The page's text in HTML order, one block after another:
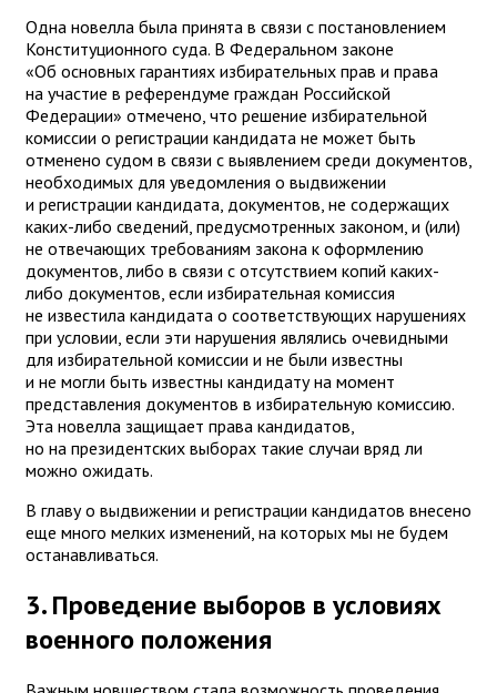
Одна новелла была принята в связи с постановлением
Конституционного суда. В Федеральном законе
«Об основных гарантиях избирательных прав и права
на участие в референдуме граждан Российской
Федерации» отмечено, что решение избирательной
комиссии о регистрации кандидата не может быть
отменено судом в связи с выявлением среди документов,
необходимых для уведомления о выдвижении
и регистрации кандидата, документов, не содержащих
каких-либо сведений, предусмотренных законом, и (или)
не отвечающих требованиям закона к оформлению
документов, либо в связи с отсутствием копий каких-
либо документов, если избирательная комиссия
не известила кандидата о соответствующих нарушениях
при условии, если эти нарушения являлись очевидными
для избирательной комиссии и не были известны
и не могли быть известны кандидату на момент
представления документов в избирательную комиссию.
Эта новелла защищает права кандидатов,
но на президентских выборах такие случаи вряд ли
можно ожидать.
В главу о выдвижении и регистрации кандидатов внесено
еще много мелких изменений, на которых мы не будем
останавливаться.
3. Проведение выборов в условиях
военного положения